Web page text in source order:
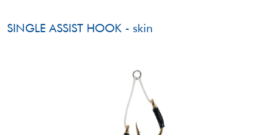
SINGLE ASSIST HOOK - skin